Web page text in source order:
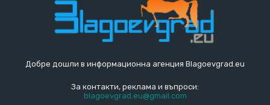
Добре дошли в информационна агенция Blagoevgrad.eu
За контакти, реклама и въпроси:
blagoevgrad.eu@gmail.com